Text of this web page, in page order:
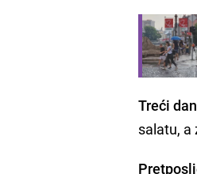
Treći dan
salatu, a